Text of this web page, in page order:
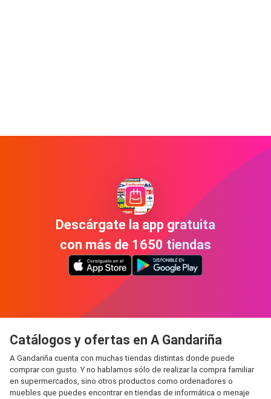
Descárgate la app gratuita
con más de 1650 tiendas
Catálogos y ofertas en A Gandariña
A Gandariña cuenta con muchas tiendas distintas donde puede
comprar con gusto. Y no hablamos sólo de realizar la compra familiar
en supermercados, sino otros productos como ordenadores o
muebles que puedes encontrar en tiendas de informática o menaje